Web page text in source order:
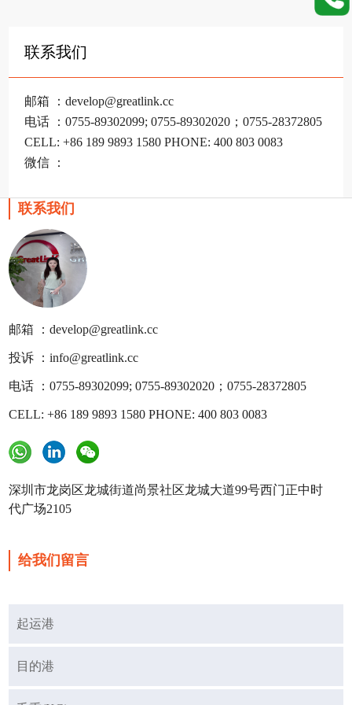
联系我们
邮箱 ：develop@greatlink.cc
电话 ：0755-89302099; 0755-89302020；0755-28372805
CELL: +86 189 9893 1580 PHONE: 400 803 0083
微信 ：
联系我们
邮箱 ：develop@greatlink.cc
投诉 ：info@greatlink.cc
电话 ：0755-89302099; 0755-89302020；0755-28372805
CELL: +86 189 9893 1580 PHONE: 400 803 0083
深圳市龙岗区龙城街道尚景社区龙城大道99号西门正中时
代广场2105
给我们留言